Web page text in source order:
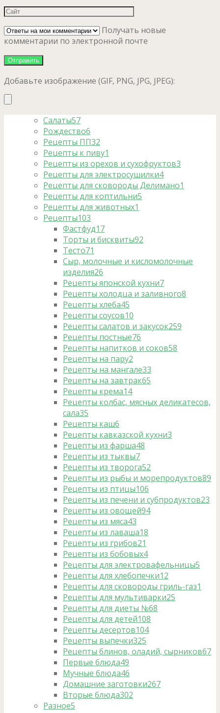
Получать новые
комментарии по электронной почте
Добавьте изображение (GIF, PNG, JPG, JPEG):
Салаты57
Рождество6
Рецепты ПП32
Рецепты к пиву1
Рецепты из орехов и сухофруктов3
Рецепты для электросушилки4
Рецепты для сковороды Делимано1
Рецепты для коптильни5
Рецепты для животных1
Рецепты103
Фастфуд17
Торты и бисквиты92
Тесто71
Сыр, молочные и кисломолочные
изделия26
Рецепты японской кухни7
Рецепты холодца и заливного8
Рецепты хлеба45
Рецепты соусов10
Рецепты салатов и закусок259
Рецепты постные76
Рецепты напитков и соков58
Рецепты на пару2
Рецепты на мангале33
Рецепты на завтрак65
Рецепты крема14
Рецепты колбас, мясных деликатесов,
сала35
Рецепты каш6
Рецепты кавказской кухни3
Рецепты из фарша48
Рецепты из тыквы7
Рецепты из творога52
Рецепты из рыбы и морепродуктов89
Рецепты из птицы106
Рецепты из печени и субпродуктов23
Рецепты из овощей94
Рецепты из мяса43
Рецепты из лаваша18
Рецепты из грибов21
Рецепты из бобовых4
Рецепты для электровафельницы5
Рецепты для хлебопечки12
Рецепты для сковороды гриль-газ1
Рецепты для мультиварки25
Рецепты для диеты №68
Рецепты для детей108
Рецепты десертов104
Рецепты выпечки325
Рецепты блинов, оладий, сырников67
Первые блюда49
Мучные блюда46
Домашние заготовки267
Вторые блюда302
Разное5